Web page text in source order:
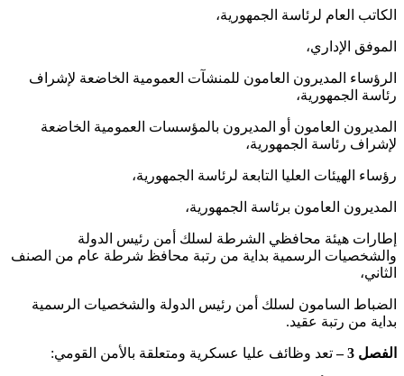
الكاتب العام لرئاسة الجمهورية،
الموفق الإداري،
الرؤساء المديرون العامون للمنشآت العمومية الخاضعة لإشراف
رئاسة الجمهورية،
المديرون العامون أو المديرون بالمؤسسات العمومية الخاضعة
لإشراف رئاسة الجمهورية،
رؤساء الهيئات العليا التابعة لرئاسة الجمهورية،
المديرون العامون برئاسة الجمهورية،
إطارات هيئة محافظي الشرطة لسلك أمن رئيس الدولة
والشخصيات الرسمية بداية من رتبة محافظ شرطة عام من الصنف
الثاني،
الضباط السامون لسلك أمن رئيس الدولة والشخصيات الرسمية
بداية من رتبة عقيد.
الفصل 3 – تعد وظائف عليا عسكرية ومتعلقة بالأمن القومي: